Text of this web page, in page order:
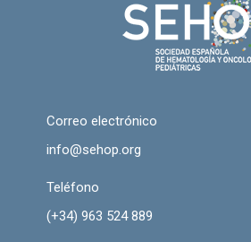
Correo electrónico
info@sehop.org
Teléfono
(+34) 963 524 889